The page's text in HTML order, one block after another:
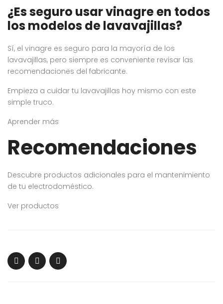
¿Es seguro usar vinagre en todos
los modelos de lavavajillas?
Sí, el vinagre es seguro para la mayoría de los
lavavajillas, pero siempre es conveniente revisar las
recomendaciones del fabricante.
Empieza a cuidar tu lavavajillas hoy mismo con este
simple truco.
Aprender más
Recomendaciones
Descubre productos adicionales para el mantenimiento
de tu electrodoméstico.
Ver productos